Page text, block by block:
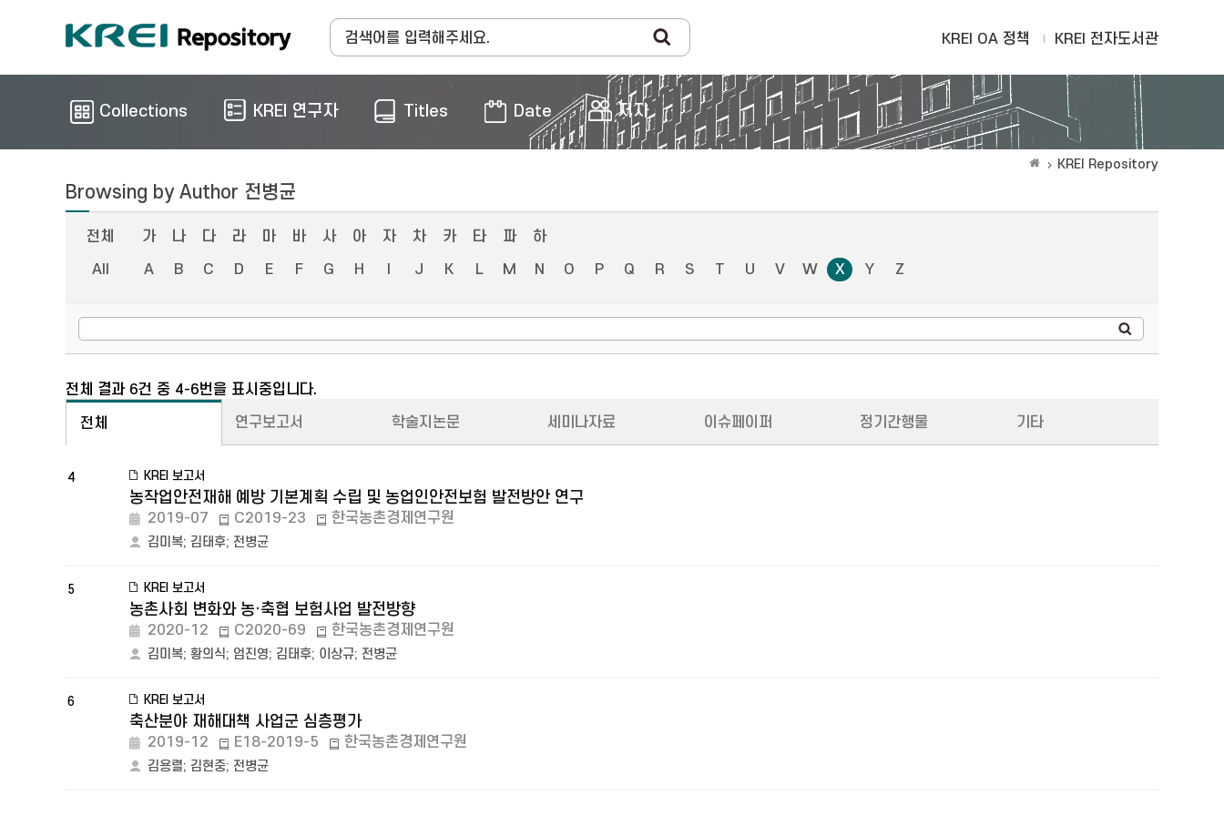
KREI OA 정책 KREI 전자도서관
Collections KREI 연구자 Titles Date 저자
KREI Repository
Browsing by Author 전병균
전체 가 나 다 라 마 바 사 아 자 차 카 타 파
하
All
A B C D E F G H J K L M N O P Q R S T U V W X Y Z
전체 결과 6건 중 4-6번을 표시중입니다.
전체 연구보고서 학술지논문 세미나자료 이슈페이퍼 정기간행물 기타
4 KREI 보고서
농작업안전재해 예방 기본계획 수립 및 농업인안전보험 발전방안 연구
2019-07 C2019-23 한국농촌경제연구원
김미복; 김태후; 전병균
5 KREI 보고서
농촌사회 변화와 농·축협 보험사업 발전방향
2020-12 C2020-69 한국농촌경제연구원
김미복; 황의식; 엄진영; 김태후; 이상규; 전병균
6 KREI 보고서
축산분야 재해대책 사업군 심층평가
2019-12 E18-2019-5 한국농촌경제연구원
김용렬; 김현중; 전병균